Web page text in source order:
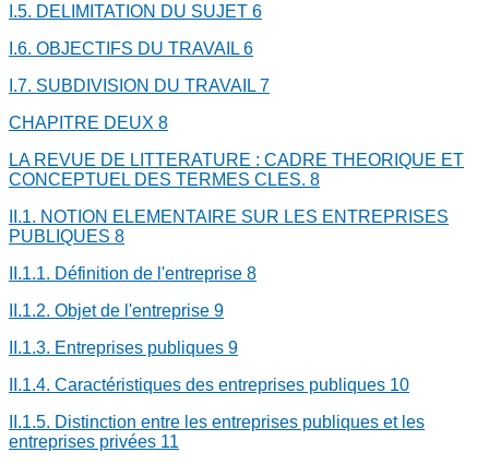
I.5. DELIMITATION DU SUJET 6
I.6. OBJECTIFS DU TRAVAIL 6
I.7. SUBDIVISION DU TRAVAIL 7
CHAPITRE DEUX 8
LA REVUE DE LITTERATURE : CADRE THEORIQUE ET
CONCEPTUEL DES TERMES CLES. 8
II.1. NOTION ELEMENTAIRE SUR LES ENTREPRISES
PUBLIQUES 8
II.1.1. Définition de l'entreprise 8
II.1.2. Objet de l'entreprise 9
II.1.3. Entreprises publiques 9
II.1.4. Caractéristiques des entreprises publiques 10
II.1.5. Distinction entre les entreprises publiques et les
entreprises privées 11